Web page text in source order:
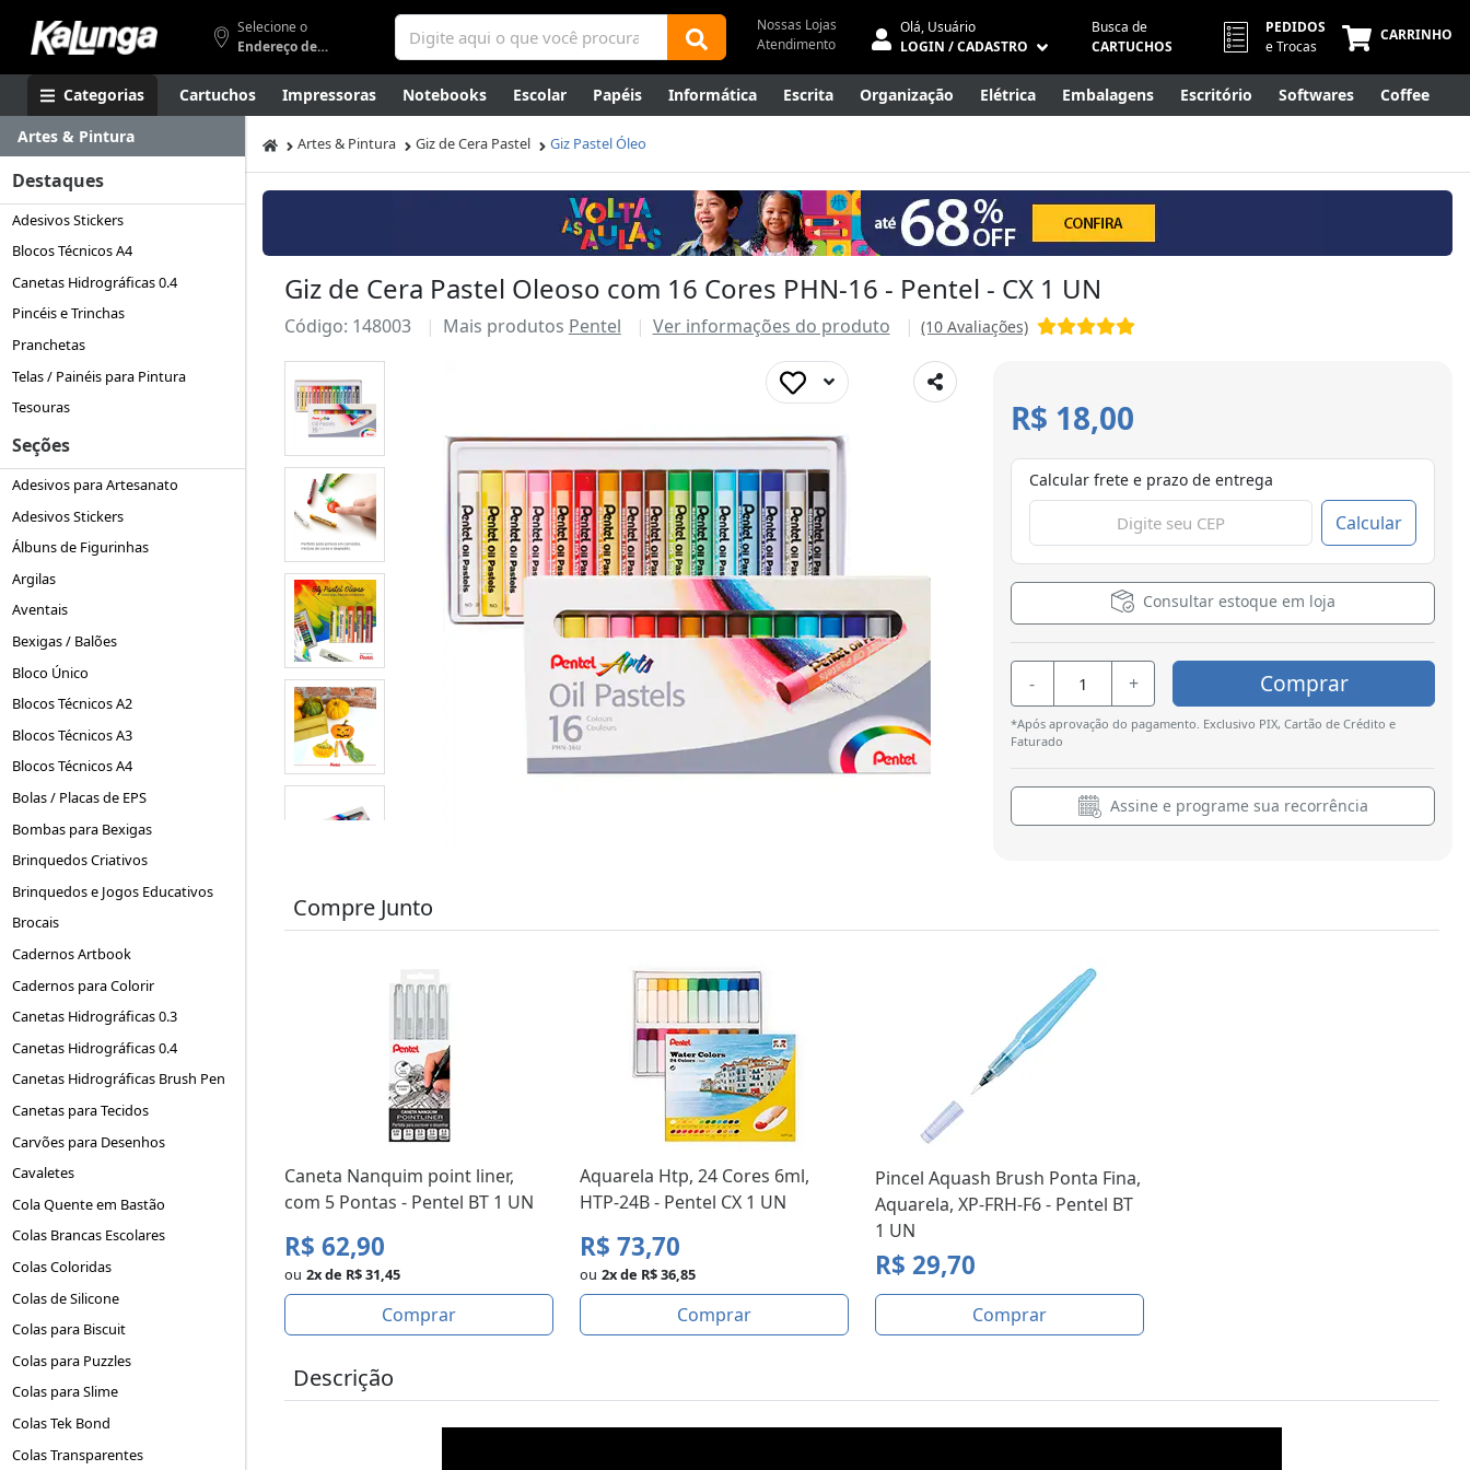
Selecione o
Endereço de entrega
Nossas Lojas
Atendimento
Olá, Usuário
LOGIN / CADASTRO
Busca de
CARTUCHOS
PEDIDOS
e Trocas
CARRINHO
Categorias Cartuchos Impressoras Notebooks Escolar Papéis Informática Escrita Organização Elétrica Embalagens Escritório Softwares Coffee
Apresentação Smartphones Artes Gamers Higiene Mídias Envelopes
Canetas Luxo
Outlet
Artes & Pintura
Destaques
Adesivos Stickers
Blocos Técnicos A4
Canetas Hidrográficas 0.4
Pincéis e Trinchas
Pranchetas
Telas / Painéis para Pintura
Tesouras
Seções
Adesivos para Artesanato
Adesivos Stickers
Álbuns de Figurinhas
Argilas
Aventais
Bexigas / Balões
Bloco Único
Blocos Técnicos A2
Blocos Técnicos A3
Blocos Técnicos A4
Bolas / Placas de EPS
Bombas para Bexigas
Brinquedos Criativos
Brinquedos e Jogos Educativos
Brocais
Cadernos Artbook
Cadernos para Colorir
Canetas Hidrográficas 0.3
Canetas Hidrográficas 0.4
Canetas Hidrográficas Brush Pen
Canetas para Tecidos
Carvões para Desenhos
Cavaletes
Cola Quente em Bastão
Colas Brancas Escolares
Colas Coloridas
Colas de Silicone
Colas para Biscuit
Colas para Puzzles
Colas para Slime
Colas Tek Bond
Colas Transparentes
Artes & Pintura Giz de Cera Pastel Giz Pastel Óleo
Giz de Cera Pastel Oleoso com 16 Cores PHN-16 - Pentel - CX 1 UN
Código: 148003 Mais produtos Pentel Ver informações do produto (10 Avaliações)
R$ 18,00
Calcular frete e prazo de entrega
Calcular
Consultar estoque em loja
- + Comprar
*Após aprovação do pagamento. Exclusivo PIX, Cartão de Crédito e
Faturado
Assine e programe sua recorrência
Compre Junto
Caneta Nanquim point liner,
com 5 Pontas - Pentel BT 1 UN
R$ 62,90
ou 2x de R$ 31,45
Comprar
Aquarela Htp, 24 Cores 6ml,
HTP-24B - Pentel CX 1 UN
R$ 73,70
ou 2x de R$ 36,85
Comprar
Pincel Aquash Brush Ponta Fina,
Aquarela, XP-FRH-F6 - Pentel BT
1 UN
R$ 29,70
Comprar
Descrição